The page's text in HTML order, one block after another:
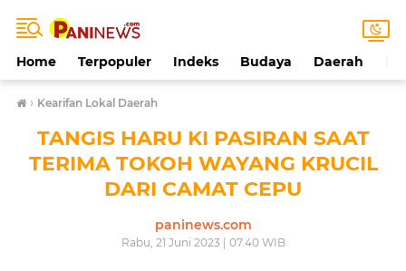
Home Terpopuler Indeks Budaya Daerah
› Kearifan Lokal Daerah
TANGIS HARU KI PASIRAN SAAT
TERIMA TOKOH WAYANG KRUCIL
DARI CAMAT CEPU
paninews.com
Rabu, 21 Juni 2023 | 07.40 WIB